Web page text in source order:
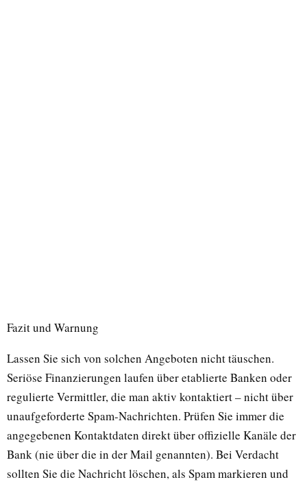
Fazit und Warnung
Lassen Sie sich von solchen Angeboten nicht täuschen.
Seriöse Finanzierungen laufen über etablierte Banken oder
regulierte Vermittler, die man aktiv kontaktiert – nicht über
unaufgeforderte Spam-Nachrichten. Prüfen Sie immer die
angegebenen Kontaktdaten direkt über offizielle Kanäle der
Bank (nie über die in der Mail genannten). Bei Verdacht
sollten Sie die Nachricht löschen, als Spam markieren und